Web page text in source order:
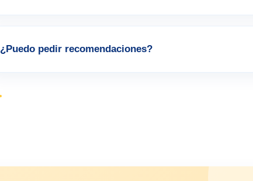
¿Puedo pedir recomendaciones?